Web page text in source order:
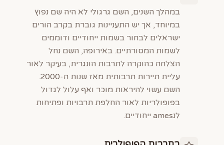
במהלך השנים, השם גרגולי לא היה שם נפוץ
במיוחד, אך יש התעניינות גוברת בקרב הורים
ישראלים לבחור בשמות ייחודיים ודוממים
לשמות המסורתיים. באירופה, השם נחל
הצלחה כהוקרה לתרבות הונגרית, בעיקר לאור
עליית תיירות תרבותית מאז שנות ה-2000.
השם עשוי להיראות מוכר ואף עלול לגדול
בפופולריות לאור החלפת תרבויות ופתיחות
לנames ייחודיים.